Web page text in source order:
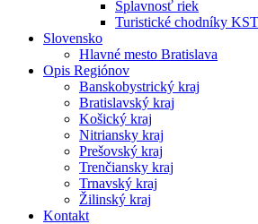
Splavnosť riek
Turistické chodníky KST
Slovensko
Hlavné mesto Bratislava
Opis Regiónov
Banskobystrický kraj
Bratislavský kraj
Košický kraj
Nitriansky kraj
Prešovský kraj
Trenčiansky kraj
Trnavský kraj
Žilinský kraj
Kontakt